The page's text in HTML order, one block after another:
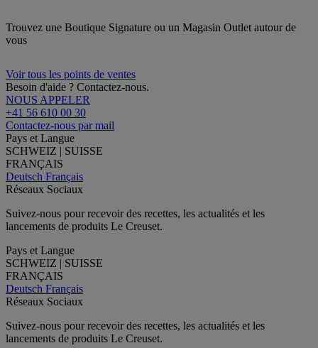
Trouvez une Boutique Signature ou un Magasin Outlet autour de
vous
Voir tous les points de ventes
Besoin d'aide ? Contactez-nous.
NOUS APPELER
+41 56 610 00 30
Contactez-nous par mail
Pays et Langue
SCHWEIZ | SUISSE
FRANÇAIS
Deutsch Français
Réseaux Sociaux
Suivez-nous pour recevoir des recettes, les actualités et les
lancements de produits Le Creuset.
Pays et Langue
SCHWEIZ | SUISSE
FRANÇAIS
Deutsch Français
Réseaux Sociaux
Suivez-nous pour recevoir des recettes, les actualités et les
lancements de produits Le Creuset.